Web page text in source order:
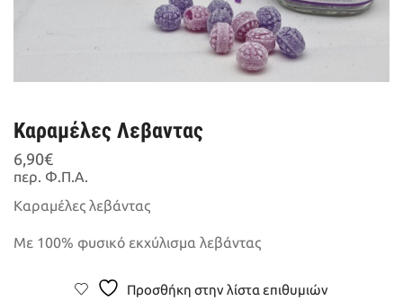
Καραμέλες Λεβαντας
6,90€
περ. Φ.Π.Α.
Καραμέλες λεβάντας
Με 100% φυσικό εκχύλισμα λεβάντας
Προσθήκη στην λίστα επιθυμιών